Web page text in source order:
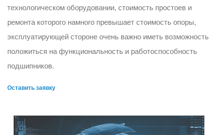
технологическом оборудовании, стоимость простоев и
ремонта которого намного превышает стоимость опоры,
эксплуатирующей стороне очень важно иметь возможность
положиться на функциональность и работоспособность
подшипников.
Оставить заявку